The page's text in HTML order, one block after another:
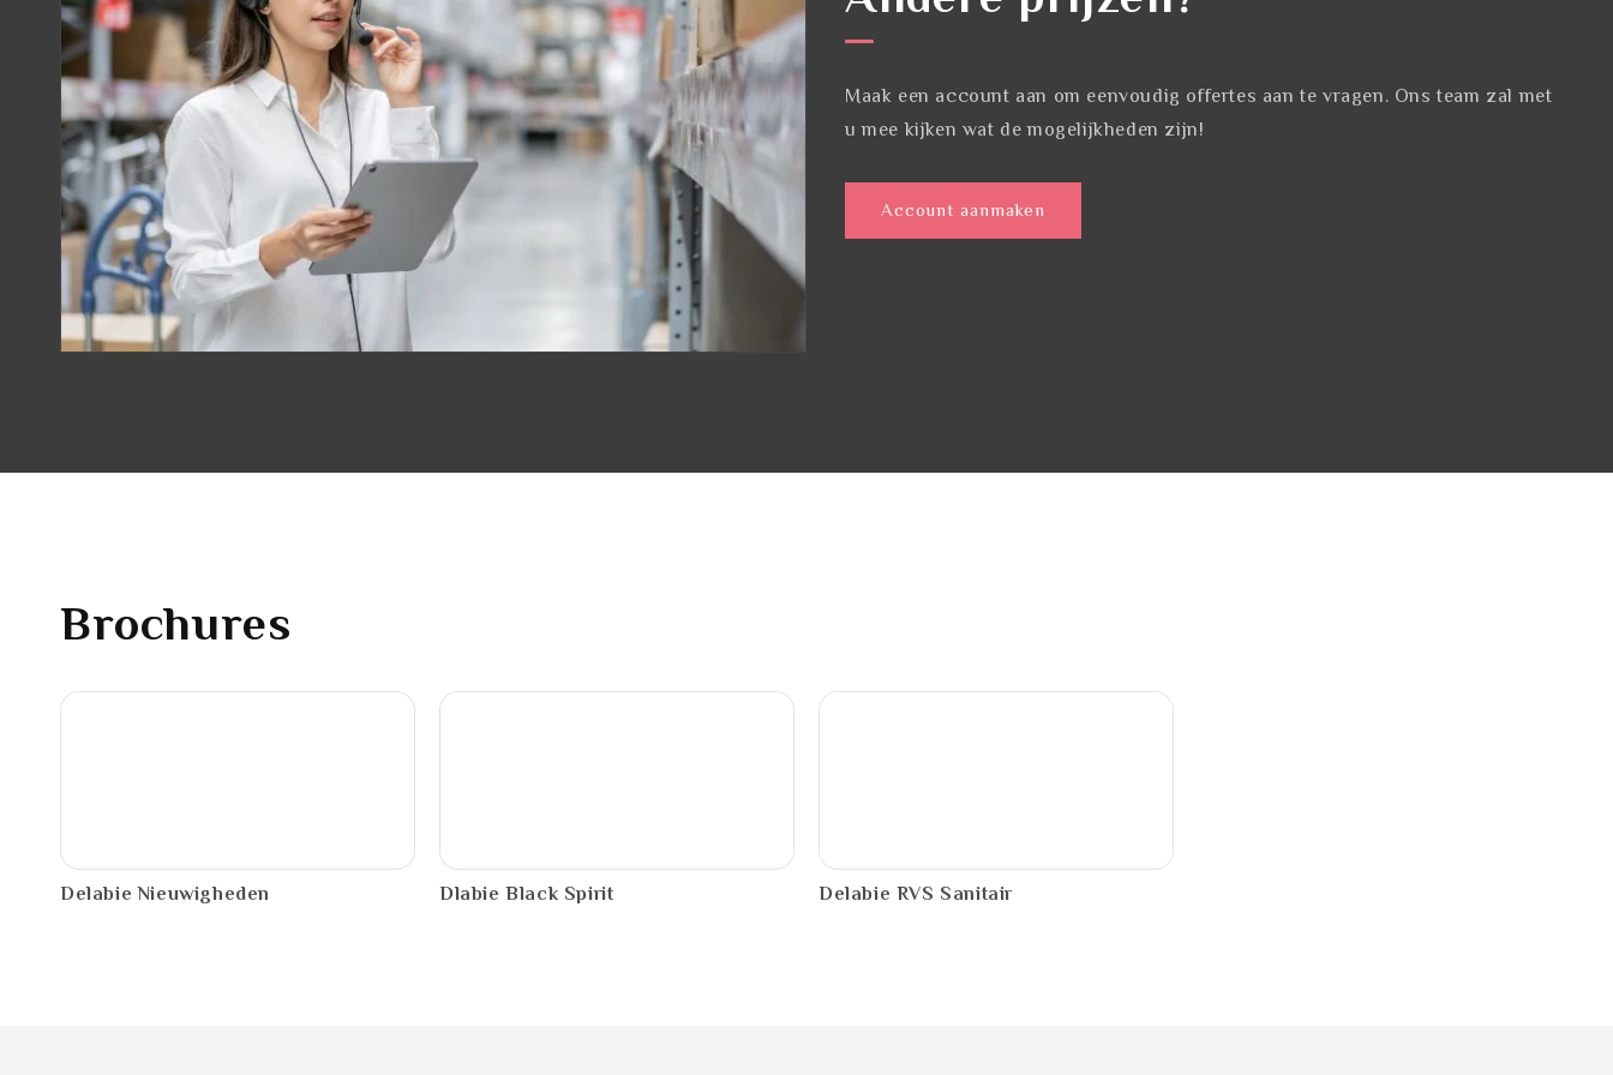
Maak een account aan om eenvoudig offertes aan te vragen. Ons team zal met
u mee kijken wat de mogelijkheden zijn!
Account aanmaken
Brochures
PDF
Delabie Nieuwigheden PDF
Dlabie Black Spirit PDF
Delabie RVS Sanitair